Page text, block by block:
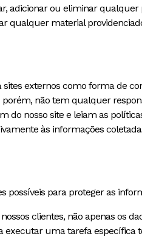
adicionar ou eliminar
qualquer material
sites externos como forma de
não tem qualquer
do nosso site e leiam as
às informações
possíveis para proteger as
clientes, não apenas os
uma tarefa específica